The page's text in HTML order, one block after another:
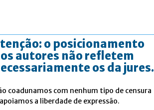
o posicionamento
autores não refletem
os da jures.
coadunamos com nenhum tipo de censura
a liberdade de expressão.